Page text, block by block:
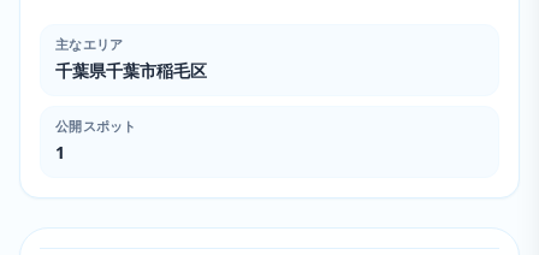
主なエリア
千葉県千葉市稲毛区
公開スポット
1